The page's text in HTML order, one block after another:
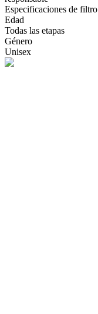
Especificaciones de filtro
Edad
Todas las etapas
Género
Unisex